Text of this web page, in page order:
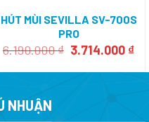
₫.
HÚT MÙI SEVILLA SV-700S
PRO
6.190.000₫ Giá
là:
3.714.000 ₫
tại
NHUẬN